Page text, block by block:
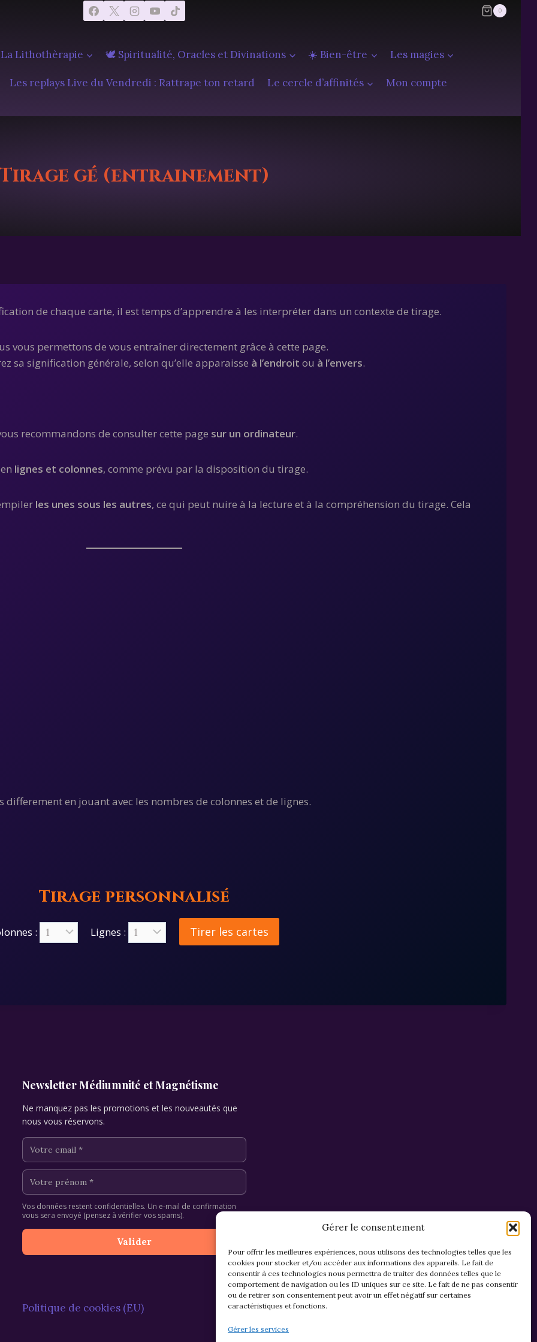
Gérer le consentement
Pour offrir les meilleures expériences, nous utilisons des technologies telles que les
cookies pour stocker et/ou accéder aux informations des appareils. Le fait de
consentir à ces technologies nous permettra de traiter des données telles que le
comportement de navigation ou les ID uniques sur ce site. Le fait de ne pas consentir
ou de retirer son consentement peut avoir un effet négatif sur certaines
caractéristiques et fonctions.
Gérer les services
0
Lithothèrapie 🕊️ Spiritualité, Oracles et Divinations ☀️ Bien-être Les magies
Les replays Live du Vendredi : Rattrape ton retard Le cercle d’affinités Mon compte
Tirage gé (entrainement)
de chaque carte, il est temps d’apprendre à les interpréter dans un contexte de tirage.
vous permettons de vous entraîner directement grâce à cette page.
sa signification générale, selon qu’elle apparaisse à l’endroit ou à l’envers.
recommandons de consulter cette page sur un ordinateur.
lignes et colonnes, comme prévu par la disposition du tirage.
les unes sous les autres, ce qui peut nuire à la lecture et à la compréhension du tirage. Cela
en jouant avec les nombres de colonnes et de lignes.
Tirage personnalisé
: Lignes : Tirer les cartes
Newsletter Médiumnité et Magnétisme
Ne manquez pas les promotions et les nouveautés que
nous vous réservons.
Vos données restent confidentielles. Un e-mail de confirmation
vous sera envoyé (pensez à vérifier vos spams).
Politique de cookies (EU) Mentions légales & confidentialité